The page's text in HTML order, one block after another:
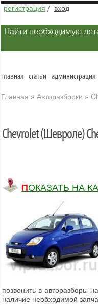
регистрация / вход
Найти необходимую
главная статьи администрация
Главная » Авторазборки »
Chevrolet (Шевроле)
ПОКАЗАТЬ НА
позвонить в авторазборы
наличие необходимой